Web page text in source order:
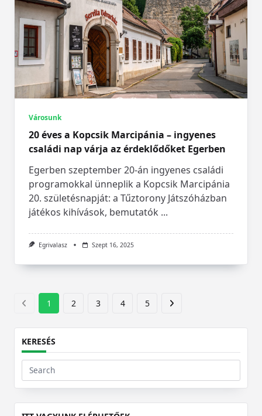
Városunk
20 éves a Kopcsik Marcipánia – ingyenes
családi nap várja az érdeklődőket Egerben
Egerben szeptember 20-án ingyenes családi
programokkal ünneplik a Kopcsik Marcipánia
20. születésnapját: a Tűztorony Játszóházban
játékos kihívások, bemutatók ...
Egrivalasz Szept 16, 2025
1 2 3 4 5
KERESÉS
Search
for: